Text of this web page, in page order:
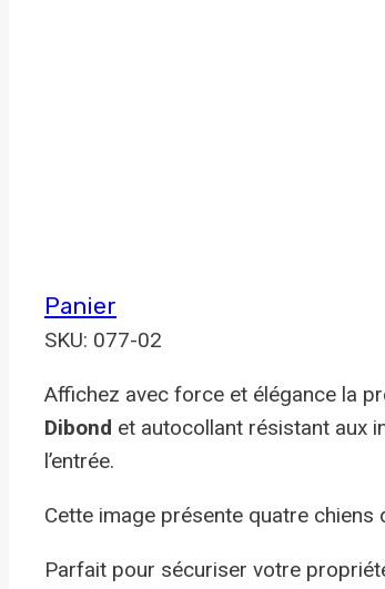
Panier
SKU: 077-02
Affichez avec force et élégance la
Dibond et autocollant résistant aux
l’entrée.
Cette image présente quatre
Parfait pour sécuriser votre